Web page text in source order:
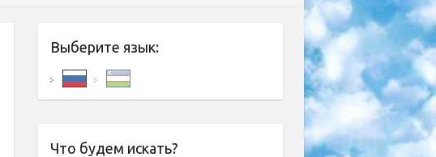
Выберите язык:
Что будем искать?